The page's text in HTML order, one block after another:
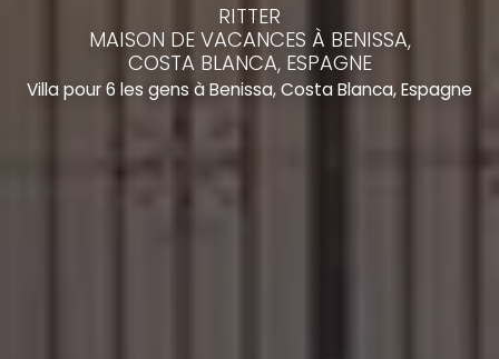
RITTER
MAISON DE VACANCES À BENISSA,
COSTA BLANCA, ESPAGNE
Villa pour 6 les gens à Benissa, Costa Blanca, Espagne